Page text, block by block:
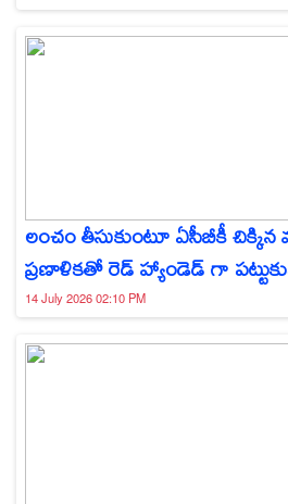
లంచం తీసుకుంటూ ఏసీబీకీ
ప్రణాళికతో రెడ్ హ్యాండెడ్ గా
14 July 2026 02:10 PM